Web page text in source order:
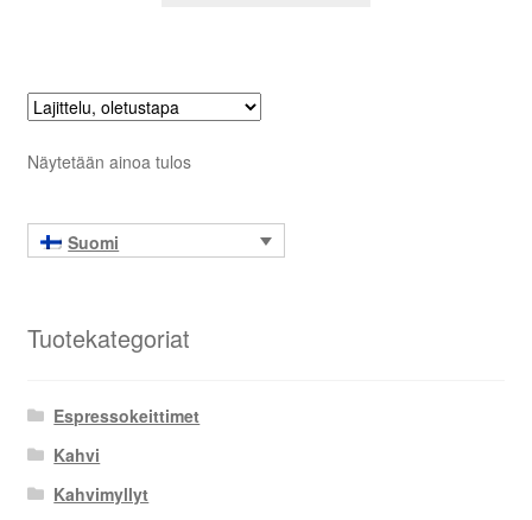
Näytetään ainoa tulos
Suomi
Tuotekategoriat
Espressokeittimet
Kahvi
Kahvimyllyt